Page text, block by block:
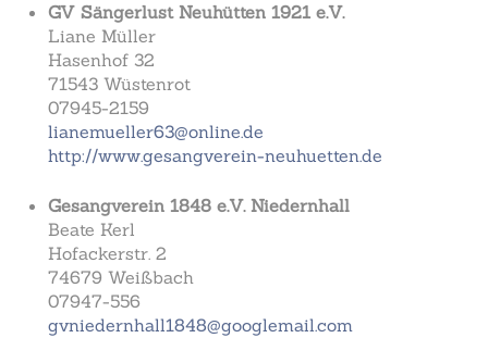
GV Sängerlust Neuhütten 1921 e.V.
Liane Müller
Hasenhof 32
71543 Wüstenrot
07945-2159
lianemueller63@online.de
http://www.gesangverein-neuhuetten.de
Gesangverein 1848 e.V. Niedernhall
Beate Kerl
Hofackerstr. 2
74679 Weißbach
07947-556
gvniedernhall1848@googlemail.com